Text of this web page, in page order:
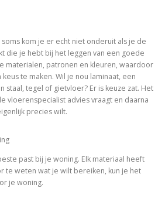
kom je er echt niet onderuit als je de
die je hebt bij het leggen van een goede
materialen, patronen en kleuren, waardoor
te maken. Wil je nou laminaat, een
staal, tegel of gietvloer? Er is keuze zat. Het
vloerenspecialist advies vraagt en daarna
precies wilt.
past bij je woning. Elk materiaal heeft
te weten wat je wilt bereiken, kun je het
je woning.